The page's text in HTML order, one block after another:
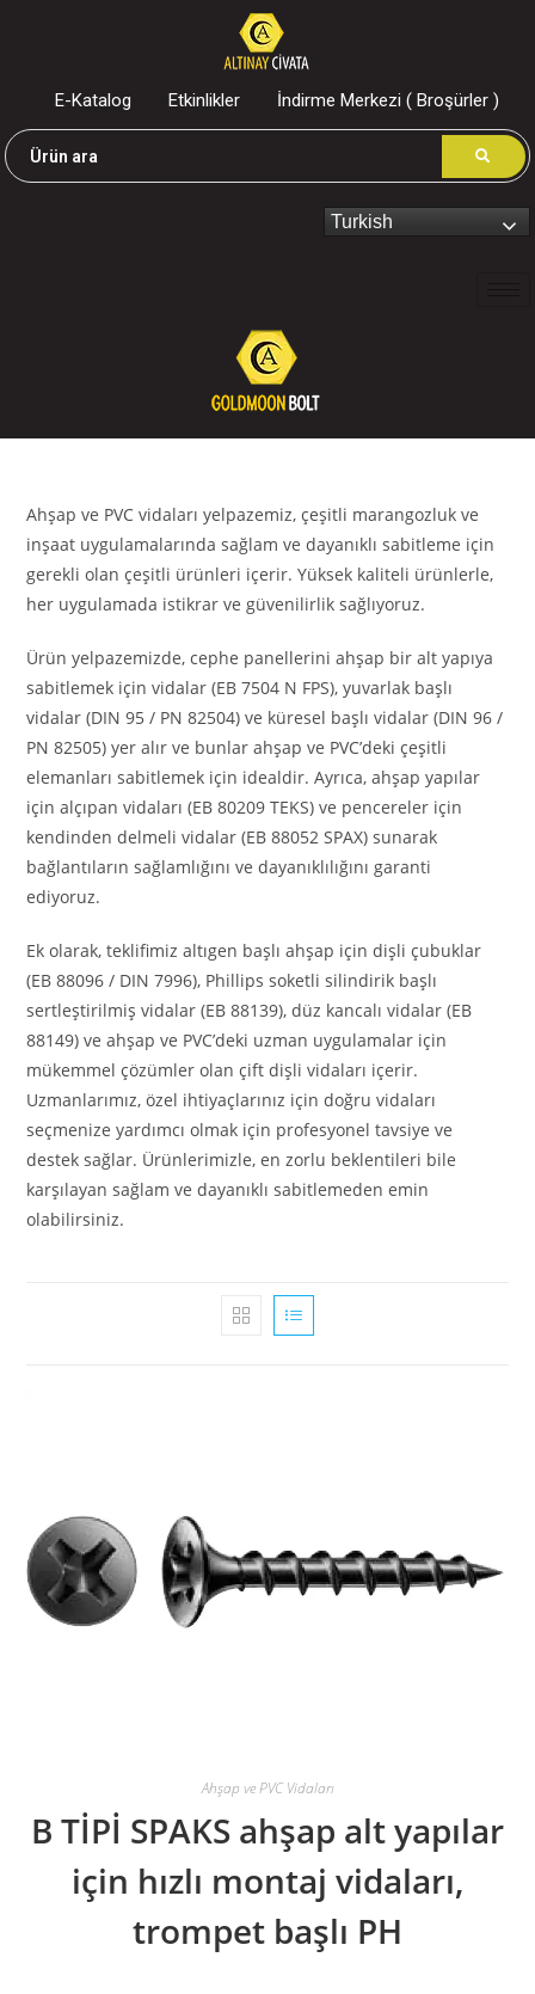
E-Katalog Etkinlikler İndirme Merkezi ( Broşürler )
Turkish
Ahşap ve PVC vidaları yelpazemiz, çeşitli marangozluk ve
inşaat uygulamalarında sağlam ve dayanıklı sabitleme için
gerekli olan çeşitli ürünleri içerir. Yüksek kaliteli ürünlerle,
her uygulamada istikrar ve güvenilirlik sağlıyoruz.
Ürün yelpazemizde, cephe panellerini ahşap bir alt yapıya
sabitlemek için vidalar (EB 7504 N FPS), yuvarlak başlı
vidalar (DIN 95 / PN 82504) ve küresel başlı vidalar (DIN 96 /
PN 82505) yer alır ve bunlar ahşap ve PVC’deki çeşitli
elemanları sabitlemek için idealdir. Ayrıca, ahşap yapılar
için alçıpan vidaları (EB 80209 TEKS) ve pencereler için
kendinden delmeli vidalar (EB 88052 SPAX) sunarak
bağlantıların sağlamlığını ve dayanıklılığını garanti
ediyoruz.
Ek olarak, teklifimiz altıgen başlı ahşap için dişli çubuklar
(EB 88096 / DIN 7996), Phillips soketli silindirik başlı
sertleştirilmiş vidalar (EB 88139), düz kancalı vidalar (EB
88149) ve ahşap ve PVC’deki uzman uygulamalar için
mükemmel çözümler olan çift dişli vidaları içerir.
Uzmanlarımız, özel ihtiyaçlarınız için doğru vidaları
seçmenize yardımcı olmak için profesyonel tavsiye ve
destek sağlar. Ürünlerimizle, en zorlu beklentileri bile
karşılayan sağlam ve dayanıklı sabitlemeden emin
olabilirsiniz.
Ahşap ve PVC Vidaları
B TİPİ SPAKS ahşap alt yapılar
için hızlı montaj vidaları,
trompet başlı PH